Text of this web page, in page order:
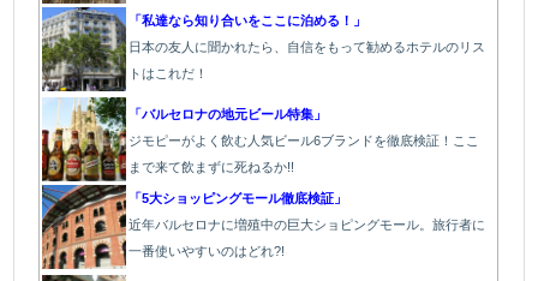
「私達なら知り合いをここに泊める！」
日本の友人に聞かれたら、自信をもって勧めるホテルのリス
トはこれだ！
「バルセロナの地元ビール特集」
ジモピーがよく飲む人気ビール6ブランドを徹底検証！ここ
まで来て飲まずに死ねるか!!
「5大ショッピングモール徹底検証」
近年バルセロナに増殖中の巨大ショピングモール。旅行者に
一番使いやすいのはどれ?!